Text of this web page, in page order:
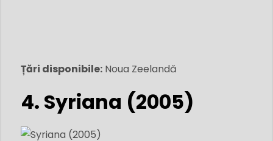
Țări disponibile: Noua Zeelandă
4. Syriana (2005)